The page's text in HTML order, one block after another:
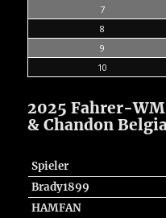
7
8
9
10
2025 Fahrer-
& Chandon
Spieler
Brady1899
HAMFAN